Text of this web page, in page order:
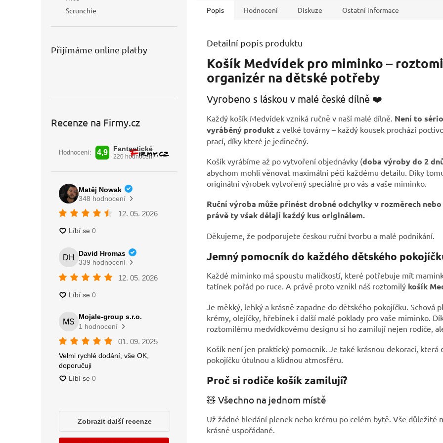
Scrunchie
Přijímáme online platby
Recenze na Firmy.cz
Popis Hodnocení Diskuze Ostatní informace
Detailní popis produktu
Košík Medvídek pro miminko –
organizér na dětské potřeby
Vyrobeno s láskou v malé české dílně ❤️
Každý košík Medvídek vzniká ručně v naší malé dílně. Není to
vyráběný produkt z velké továrny – každý kousek prochází
prací, díky které je jedinečný.
Košík vyrábíme až po vytvoření objednávky (doba výroby do 2
abychom mohli věnovat maximální péči každému detailu. Díky
originální výrobek vytvořený speciálně pro vás a vaše miminko.
Ruční výroba může přinést drobné odchylky v rozměrech
právě ty však dělají každý kus originálem.
Děkujeme, že podporujete českou ruční tvorbu a malé podnikání.
Jemný pomocník do každého dětského
Každé miminko má spoustu maličkostí, které potřebuje mít
tatínek pořád po ruce. A právě proto vznikl náš roztomilý košík
Je měkký, lehký a krásně zapadne do dětského pokojíčku. Schová
krémy, olejíčky, hřebínek i další malé poklady pro vaše miminko.
roztomilému medvídkovému designu si ho zamilují nejen rodiče,
Košík není jen praktický pomocník. Je také krásnou dekorací, která
pokojíčku útulnou a klidnou atmosféru.
Proč si rodiče košík zamilují?
🧸 Všechno na jednom místě
Už žádné hledání plenek nebo krému po celém bytě. Vše důležité
krásně uspořádané.